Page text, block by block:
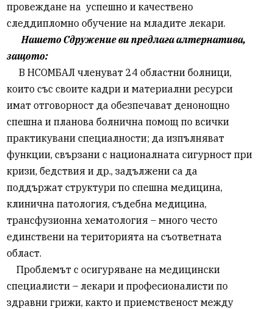
провеждане на успешно и качествено
следдипломно обучение на младите лекари.
Нашето Сдружение ви предлага алтернатива,
защото:
В НСОМБАЛ членуват 24 областни болници,
които със своите кадри и материални ресурси
имат отговорност да обезпечават денонощно
спешна и планова болнична помощ по всички
практикувани специалности; да изпълняват
функции, свързани с националната сигурност при
кризи, бедствия и др., задължени са да
поддържат структури по спешна медицина,
клинична патология, съдебна медицина,
трансфузионна хематология – много често
единствени на територията на съответната
област.
Проблемът с осигуряване на медицински
специалисти – лекари и професионалисти по
здравни грижи, както и приемственост между